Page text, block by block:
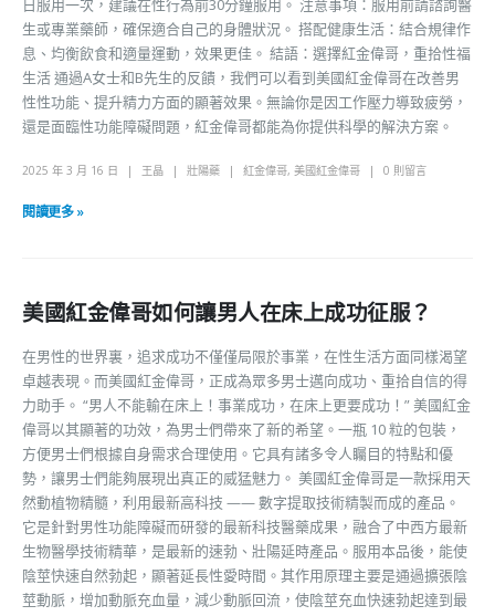
生或專業藥師，確保適合自己的身體狀況。 搭配健康生活：結合規律作
息、均衡飲食和適量運動，效果更佳。 結語：選擇紅金偉哥，重拾性福
生活 通過A女士和B先生的反饋，我們可以看到美國紅金偉哥在改善男
性性功能、提升精力方面的顯著效果。無論你是因工作壓力導致疲勞，
還是面臨性功能障礙問題，紅金偉哥都能為你提供科學的解決方案。
2025 年 3 月 16 日 王晶 壯陽藥 紅金偉哥, 美國紅金偉哥 0 則留言
閱讀更多 »
美國紅金偉哥如何讓男人在床上成功征服？
在男性的世界裏，追求成功不僅僅局限於事業，在性生活方面同樣渴望
卓越表現。而美國紅金偉哥，正成為眾多男士邁向成功、重拾自信的得
力助手。 “男人不能輸在床上！事業成功，在床上更要成功！” 美國紅金
偉哥以其顯著的功效，為男士們帶來了新的希望。一瓶 10 粒的包裝，
方便男士們根據自身需求合理使用。它具有諸多令人矚目的特點和優
勢，讓男士們能夠展現出真正的威猛魅力。 美國紅金偉哥是一款採用天
然動植物精髓，利用最新高科技 —— 數字提取技術精製而成的產品。
它是針對男性功能障礙而研發的最新科技醫藥成果，融合了中西方最新
生物醫學技術精華，是最新的速勃、壯陽延時產品。服用本品後，能使
陰莖快速自然勃起，顯著延長性愛時間。其作用原理主要是通過擴張陰
莖動脈，增加動脈充血量，減少動脈回流，使陰莖充血快速勃起達到最